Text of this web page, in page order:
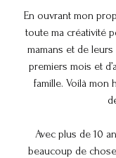
En ouvrant mon
toute ma créativité
mamans et de
premiers mois et
famille. Voilà mon
Avec plus de 10
beaucoup de